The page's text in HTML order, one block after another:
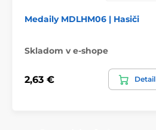
Medaily MDLHM06 | Hasiči
Skladom v e-shope
2,63 € Detail